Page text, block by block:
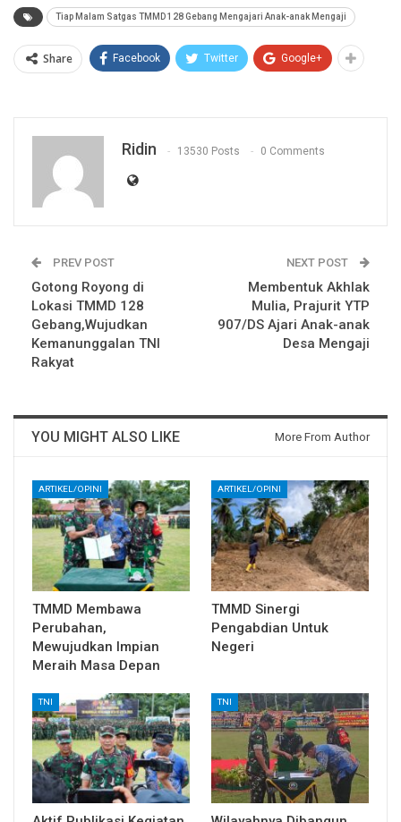
Tiap Malam Satgas TMMD 128 Gebang Mengajari Anak-anak Mengaji
Share Facebook Twitter Google+
Ridin 13530 Posts 0 Comments
PREV POST
Gotong Royong di
Lokasi TMMD 128
Gebang,Wujudkan
Kemanunggalan TNI
Rakyat
NEXT POST
Membentuk Akhlak
Mulia, Prajurit YTP
907/DS Ajari Anak-anak
Desa Mengaji
YOU MIGHT ALSO LIKE More From Author
ARTIKEL/OPINI
TMMD Membawa
Perubahan,
Mewujudkan Impian
Meraih Masa Depan
ARTIKEL/OPINI
TMMD Sinergi
Pengabdian Untuk
Negeri
TNI TNI